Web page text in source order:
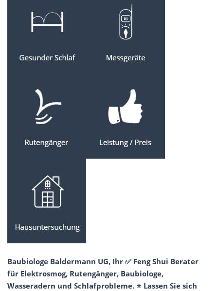
Baubiologe Baldermann UG, Ihr ✅ Feng Shui Berater
für Elektrosmog, Rutengänger, Baubiologe,
Wasseradern und Schlafprobleme. ⭐ Lassen Sie sich